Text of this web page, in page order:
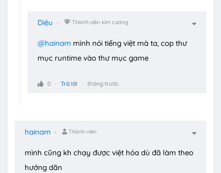
Diệu Thành viên kim cương
@hainam mình nói tiếng việt mà ta, cop thư
mục runtime vào thư mục game
0 Trả lời tháng trước
hainam Thành viên
mình cũng kh chạy được việt hóa dù đã làm theo
hướng dãn